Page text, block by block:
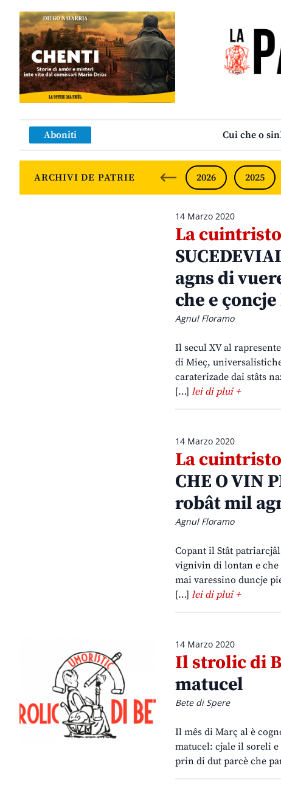
Aboniti Cui che o sin
ARCHIVI DE PATRIE 2026 2025
14 Marzo 2020
La
agns di
che e
Agnul Floramo
Il secul XV al
di Mieç,
caraterizade dai stâts
[…] lei di plui +
14 Marzo 2020
La
CHE O VIN
robât mil
Agnul Floramo
Copant il Stât
vignivin di lontan e che
mai varessino duncje
[…] lei di plui +
14 Marzo 2020
Il strolic di
matucel
Bete di Spere
Il mês di Març al è
matucel: cjale il soreli
prin di dut parcè che